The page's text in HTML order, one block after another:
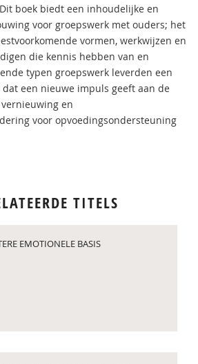
boek biedt een inhoudelijke en
voor groepswerk met ouders; het
vormen, werkwijzen en
die kennis hebben van en
typen groepswerk leverden een
een nieuwe impuls geeft aan de
en
voor opvoedingsondersteuning
TITELS
EMOTIONELE BASIS